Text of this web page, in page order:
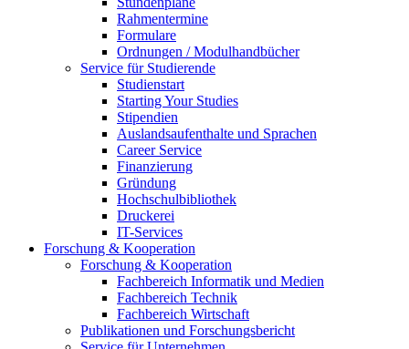
Rahmentermine
Formulare
Ordnungen / Modulhandbücher
Service für Studierende
Studienstart
Starting Your Studies
Stipendien
Auslandsaufenthalte und Sprachen
Career Service
Finanzierung
Gründung
Hochschulbibliothek
Druckerei
IT-Services
Forschung & Kooperation
Forschung & Kooperation
Fachbereich Informatik und Medien
Fachbereich Technik
Fachbereich Wirtschaft
Publikationen und Forschungsbericht